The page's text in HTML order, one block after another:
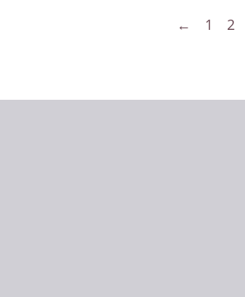
← 1 2